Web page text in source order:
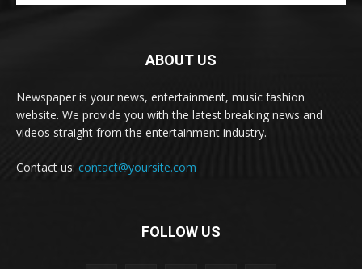
ABOUT US
Newspaper is your news, entertainment, music fashion
website. We provide you with the latest breaking news and
videos straight from the entertainment industry.
Contact us: contact@yoursite.com
FOLLOW US